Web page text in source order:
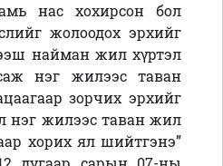
нас хохирсон бол
жолоодох эрхийг
найман жил хүртэл
нэг жилээс таван
зорчих эрхийг
нэг жилээс таван жил
хорих ял шийтгэнэ”